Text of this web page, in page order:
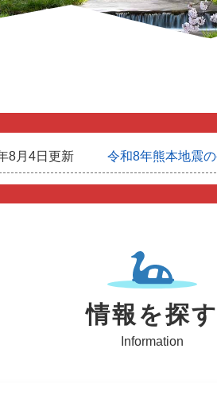
8月4日更新 令和8年熊本地震
情報を探す
Information